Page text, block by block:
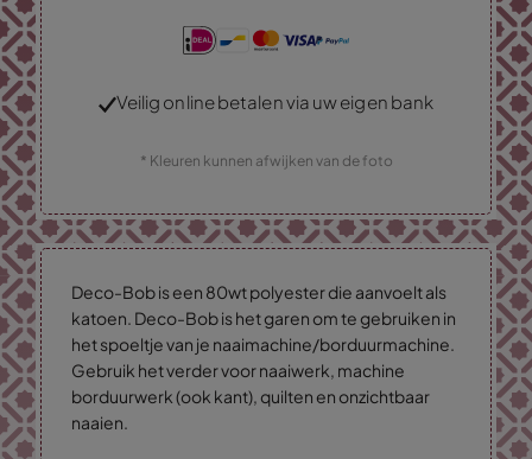
Veilig online betalen via uw eigen bank
* Kleuren kunnen afwijken van de foto
Deco-Bob is een 80wt polyester die aanvoelt als
katoen. Deco-Bob is het garen om te gebruiken in
het spoeltje van je naaimachine/borduurmachine.
Gebruik het verder voor naaiwerk, machine
borduurwerk (ook kant), quilten en onzichtbaar
naaien.